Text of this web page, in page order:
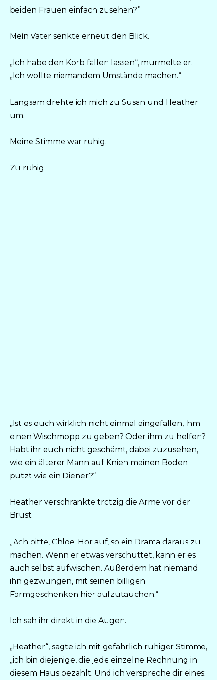
beiden Frauen einfach zusehen?“
Mein Vater senkte erneut den Blick.
„Ich habe den Korb fallen lassen“, murmelte er.
„Ich wollte niemandem Umstände machen.“
Langsam drehte ich mich zu Susan und Heather
um.
Meine Stimme war ruhig.
Zu ruhig.
„Ist es euch wirklich nicht einmal eingefallen, ihm
einen Wischmopp zu geben? Oder ihm zu helfen?
Habt ihr euch nicht geschämt, dabei zuzusehen,
wie ein älterer Mann auf Knien meinen Boden
putzt wie ein Diener?“
Heather verschränkte trotzig die Arme vor der
Brust.
„Ach bitte, Chloe. Hör auf, so ein Drama daraus zu
machen. Wenn er etwas verschüttet, kann er es
auch selbst aufwischen. Außerdem hat niemand
ihn gezwungen, mit seinen billigen
Farmgeschenken hier aufzutauchen.“
Ich sah ihr direkt in die Augen.
„Heather“, sagte ich mit gefährlich ruhiger Stimme,
„ich bin diejenige, die jede einzelne Rechnung in
diesem Haus bezahlt. Und ich verspreche dir eines: